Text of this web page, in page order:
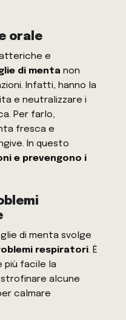
orale
e
di menta non
Infatti, hanno la
e neutralizzare i
Per farlo,
fresca e
In questo
e prevengono i
di menta svolge
respiratori. È
più facile la
alcune
calmare